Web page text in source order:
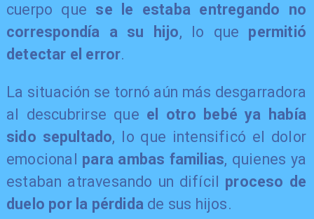
cuerpo que se le estaba entregando no
correspondía a su hijo, lo que permitió
detectar el error.
La situación se tornó aún más desgarradora
al descubrirse que el otro bebé ya había
sido sepultado, lo que intensificó el dolor
emocional para ambas familias, quienes ya
estaban atravesando un difícil proceso de
duelo por la pérdida de sus hijos.